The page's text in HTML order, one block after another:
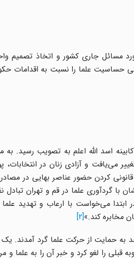
مسائل جاری کشور و اتخاذ
حساسیت علما را نسبت به اقدامات
در کابینه اسد الله اعلم به تصویب
مى‌یافت و آزادى زنان در
کردن حضور عناصر بهایى در مصادر
با گردآوری علما در قم و تهران تبادل
می‌خواست با ارعاب و تهدید علما
[2]
به حمایت از حرکت علما گرد آمدند. یک
در 7 آذر 1341 هیأت دولت، مصوبه قبلى را لغو کرد و خبر